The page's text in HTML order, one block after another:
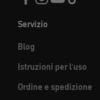
Servizio
Blog
Istruzioni per l'uso
Ordine e spedizione